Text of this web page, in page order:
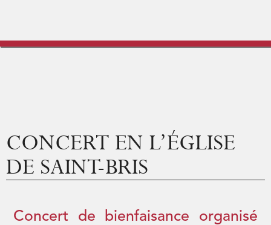
Vie économique
CONCERT EN L’ÉGLISE
DE SAINT-BRIS
Concert de bienfaisance organisé